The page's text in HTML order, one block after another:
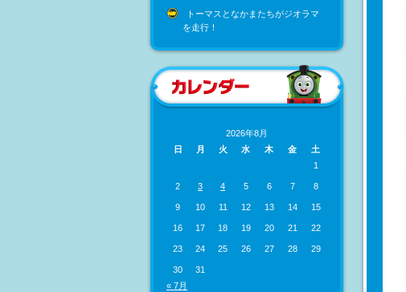
トーマスとなかまたちがジオラマ
を走行！
2026年8月
日
月 火 水 木 金
土
1
2 3 4 5 6 7 8
9 10 11 12 13 14 15
16 17 18 19 20 21 22
23 24 25 26 27 28 29
30
31
« 7月